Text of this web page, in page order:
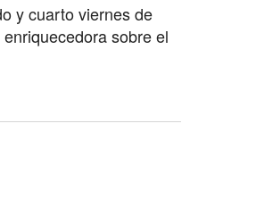
y cuarto viernes de
sobre el